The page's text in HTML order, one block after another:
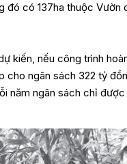
đó có 137ha thuộc Vườn
kiến, nếu công trình
cho ngân sách 322 tỷ
năm ngân sách chỉ